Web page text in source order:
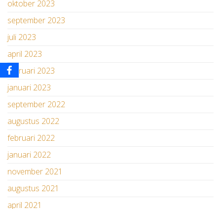
oktober 2023
september 2023
juli 2023
april 2023
februari 2023
januari 2023
september 2022
augustus 2022
februari 2022
januari 2022
november 2021
augustus 2021
april 2021